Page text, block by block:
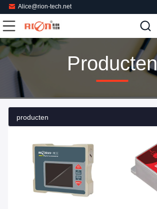
Alice@rion-tech.net
Producten
producten